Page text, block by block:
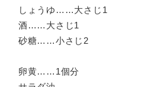
しょうゆ……大さじ1
酒……大さじ1
砂糖……小さじ2
卵黄……1個分